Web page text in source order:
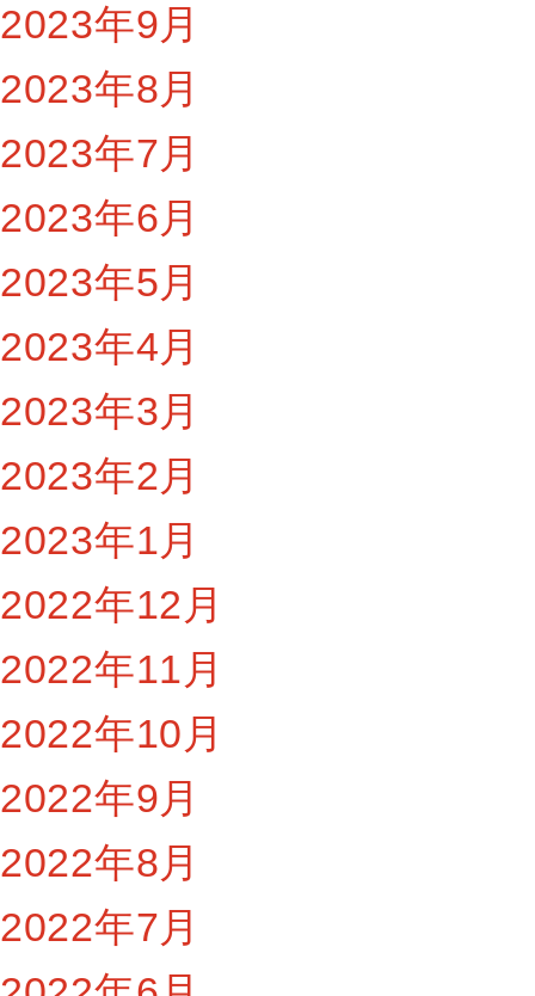
2023年9月
2023年8月
2023年7月
2023年6月
2023年5月
2023年4月
2023年3月
2023年2月
2023年1月
2022年12月
2022年11月
2022年10月
2022年9月
2022年8月
2022年7月